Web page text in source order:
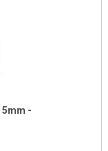
5mm -